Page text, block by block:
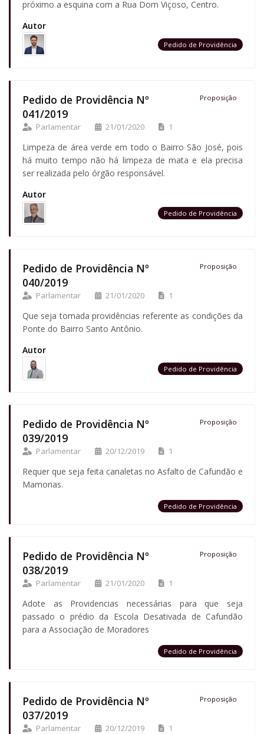
próximo a esquina com a Rua Dom Viçoso, Centro.
Autor
Pedido de Providência
Pedido de Providência Nº
041/2019
Proposição
Parlamentar 21/01/2020 1
Limpeza de área verde em todo o Bairro São José, pois
há muito tempo não há limpeza de mata e ela precisa
ser realizada pelo órgão responsável.
Autor
Pedido de Providência
Pedido de Providência Nº
040/2019
Proposição
Parlamentar 21/01/2020 1
Que seja tomada providências referente as condições da
Ponte do Bairro Santo Antônio.
Autor
Pedido de Providência
Pedido de Providência Nº
039/2019
Proposição
Parlamentar 20/12/2019 1
Requer que seja feita canaletas no Asfalto de Cafundão e
Mamonas.
Pedido de Providência
Pedido de Providência Nº
038/2019
Proposição
Parlamentar 21/01/2020 1
Adote as Providencias necessárias para que seja
passado o prédio da Escola Desativada de Cafundão
para a Associação de Moradores
Pedido de Providência
Pedido de Providência Nº
037/2019
Proposição
Parlamentar 20/12/2019 1